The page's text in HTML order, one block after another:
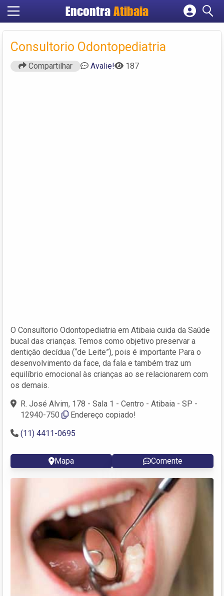
Encontra Atibaia
Cadastrar empresa
Criar conta
Consultorio Odontopediatria
Compartilhar Avalie! 187
O Consultorio Odontopediatria em Atibaia cuida da Saúde
bucal das crianças. Temos como objetivo preservar a
dentição decídua (“de Leite”), pois é importante Para o
desenvolvimento da face, da fala e também traz um
equilíbrio emocional às crianças ao se relacionarem com
os demais.
R. José Alvim, 178 - Sala 1 - Centro - Atibaia - SP -
12940-750
Endereço copiado!
(11) 4411-0695
Mapa Comente